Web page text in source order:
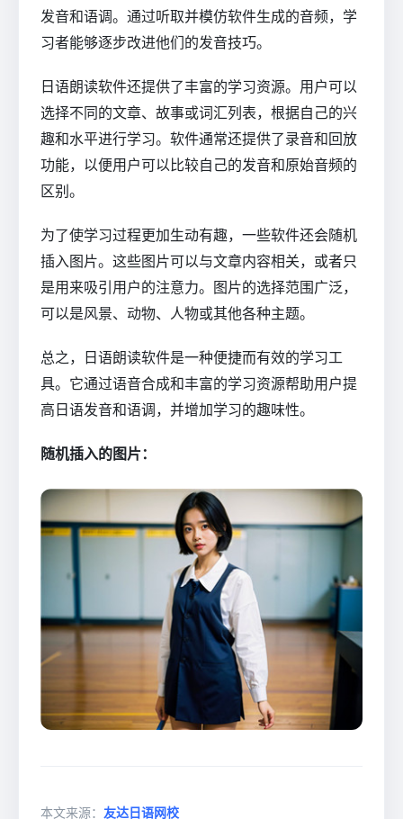
发音和语调。通过听取并模仿软件生成的音频，学
习者能够逐步改进他们的发音技巧。
日语朗读软件还提供了丰富的学习资源。用户可以
选择不同的文章、故事或词汇列表，根据自己的兴
趣和水平进行学习。软件通常还提供了录音和回放
功能，以便用户可以比较自己的发音和原始音频的
区别。
为了使学习过程更加生动有趣，一些软件还会随机
插入图片。这些图片可以与文章内容相关，或者只
是用来吸引用户的注意力。图片的选择范围广泛，
可以是风景、动物、人物或其他各种主题。
总之，日语朗读软件是一种便捷而有效的学习工
具。它通过语音合成和丰富的学习资源帮助用户提
高日语发音和语调，并增加学习的趣味性。
随机插入的图片：
本文来源： 友达日语网校